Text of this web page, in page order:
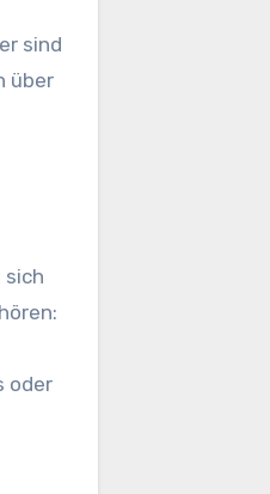
sind
über
sich
oder